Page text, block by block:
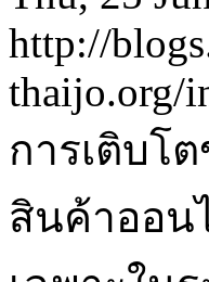
http://
thaijo.org/
การเติบโ
สินค้าออน